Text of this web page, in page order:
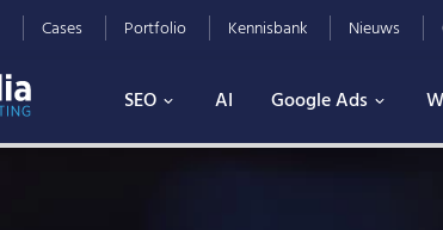
Cases Portfolio Kennisbank Nieuws
SEO AI Google Ads